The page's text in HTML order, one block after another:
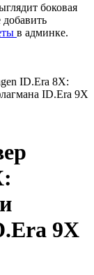
боковая
в админке.
ID.Era 8X:
ID.Era 9X
9X